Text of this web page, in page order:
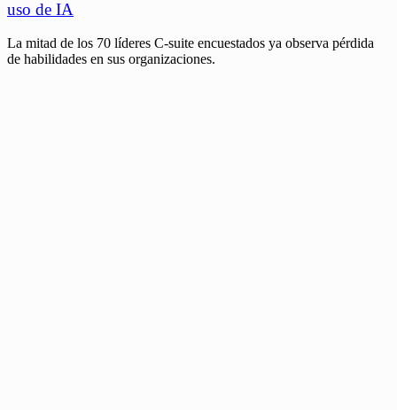
uso de IA
La mitad de los 70 líderes C-suite encuestados ya observa pérdida
de habilidades en sus organizaciones.